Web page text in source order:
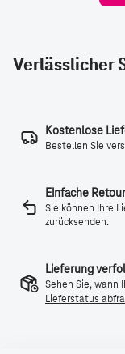
Verlässlicher
Kostenlose
Bestellen Sie
Einfache
Sie können Ihre
zurücksenden.
Lieferung
Sehen Sie, wann
Lieferstatus